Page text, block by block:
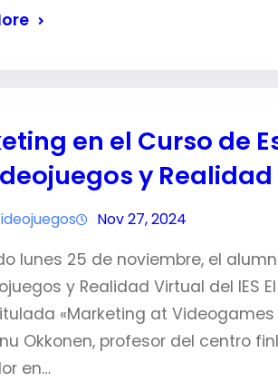
en el Curso de
y
Nov 27, 2024
lunes 25 de noviembre, el
y Realidad Virtual del IES
«Marketing at
Okkonen, profesor del centro
en…